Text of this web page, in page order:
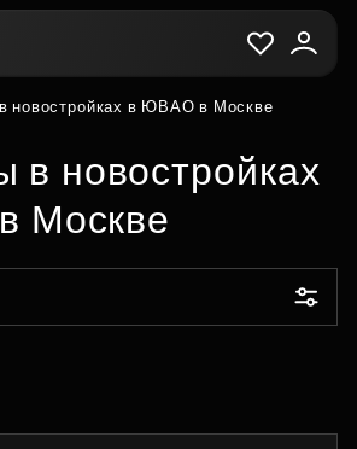
новостройках в ЮВАО в Москве
в новостройках
Москве